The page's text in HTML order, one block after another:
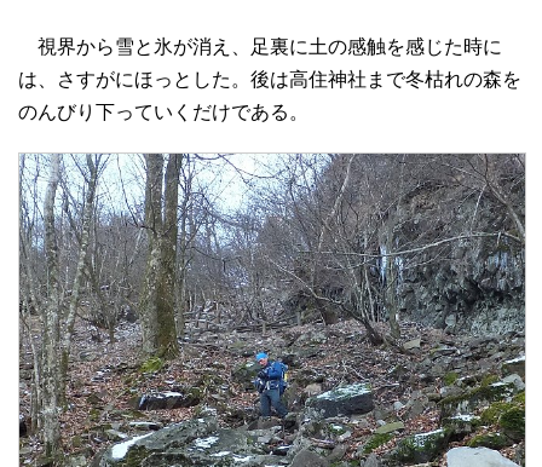
視界から雪と氷が消え、足裏に土の感触を感じた時に
は、さすがにほっとした。後は高住神社まで冬枯れの森を
のんびり下っていくだけである。